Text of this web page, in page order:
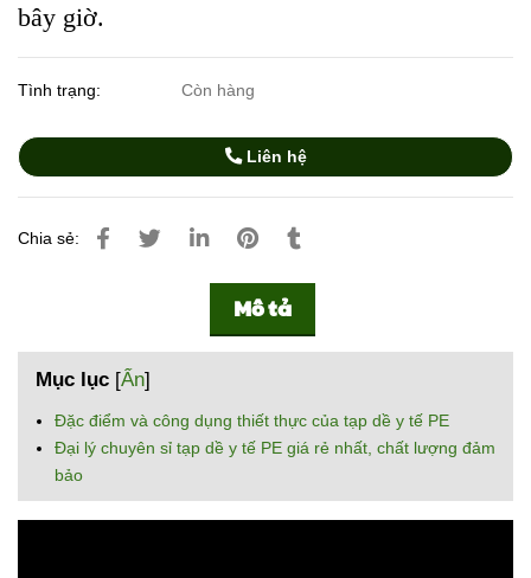
bây giờ.
Tình trạng: Còn hàng
Liên hệ
Chia sẻ:
Mô tả
Mục lục [Ẩn]
Đặc điểm và công dụng thiết thực của tạp dề y tế PE
Đại lý chuyên sỉ tạp dề y tế PE giá rẻ nhất, chất lượng đảm
bảo